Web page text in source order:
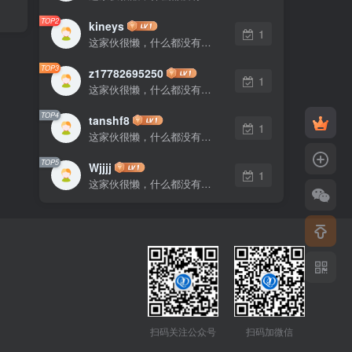
TOP2 kineys
这家伙很懒，什么都没有写...
1
TOP3 z17782695250
这家伙很懒，什么都没有写...
1
TOP4 tanshf8
这家伙很懒，什么都没有写...
1
TOP5 Wjjjj
这家伙很懒，什么都没有写...
1
扫码关注公众号 扫码加微信